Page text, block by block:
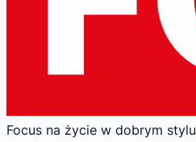
Focus na życie w dobrym stylu